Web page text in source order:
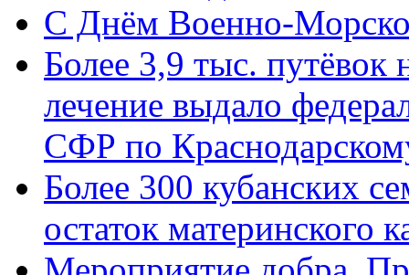
C Днём Военно-
Более 3,9 тыс. путёвок
лечение выдало
СФР по
Более 300 кубанских
остаток материнского